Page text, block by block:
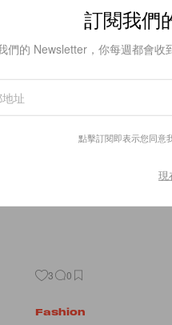
Fashion
Graham &
最近上海雖然空氣極差，
街，哈哈～隨著寒冬逐漸
Spencer 的 lookbook
Jasmin/2013年1月30日
3 0
Fashion
訂閱我們
們的 Newsletter，你每週都會收
點擊訂閱即表示您同意
現